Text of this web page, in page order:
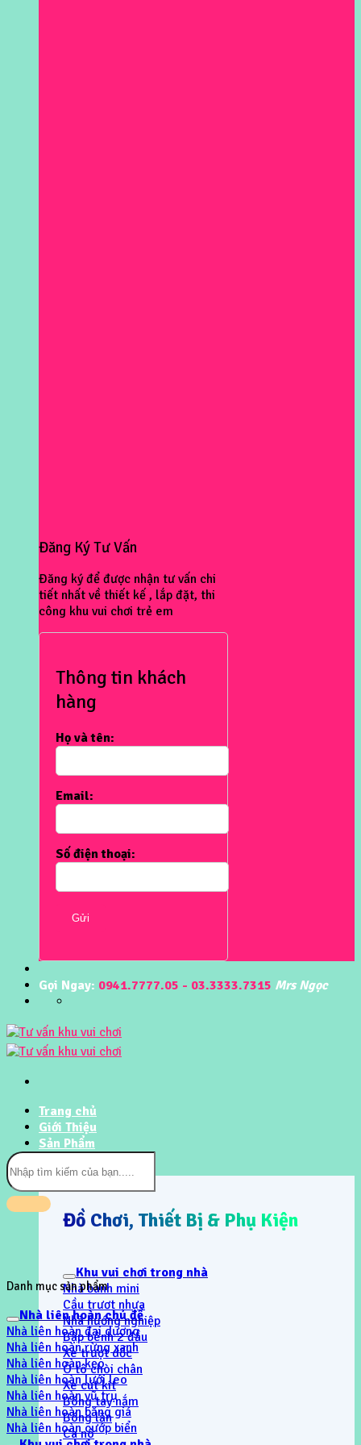
Đăng Ký Tư Vấn
Đăng ký để được nhận tư vấn chi
tiết nhất về thiết kế , lắp đặt, thi
công khu vui chơi trẻ em
Thông tin khách
hàng
Họ và tên:
Email:
Số điện thoại:
Gửi
Gọi Ngay: 0941.7777.05 - 03.3333.7315 Mrs Ngọc
Trang chủ
Giới Thiệu
Sản Phẩm
Đồ Chơi, Thiết Bị & Phụ Kiện
Khu vui chơi trong nhà
Nhà banh mini
Cầu trươt nhựa
Nhà hướng nghiệp
Bập bênh 2 đầu
Xe trượt dốc
Ô tô chòi chân
Xe cút kít
Bóng tay nắm
Bóng lăn
Ca nô
Tìm
kiếm:
Danh mục sản phẩm
Nhà liên hoàn chủ đề
Nhà liên hoàn đại dương
Nhà liên hoàn rừng xanh
Nhà liên hoàn kẹo
Nhà liên hoàn lưới leo
Nhà liên hoàn vũ trụ
Nhà liên hoàn băng giá
Nhà liên hoàn cướp biển